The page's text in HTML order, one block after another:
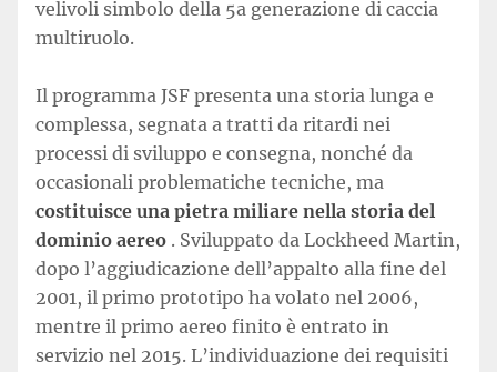
velivoli simbolo della 5a generazione di caccia
multiruolo.
Il programma JSF presenta una storia lunga e
complessa, segnata a tratti da ritardi nei
processi di sviluppo e consegna, nonché da
occasionali problematiche tecniche, ma
costituisce una pietra miliare nella storia del
dominio aereo . Sviluppato da Lockheed Martin,
dopo l’aggiudicazione dell’appalto alla fine del
2001, il primo prototipo ha volato nel 2006,
mentre il primo aereo finito è entrato in
servizio nel 2015. L’individuazione dei requisiti